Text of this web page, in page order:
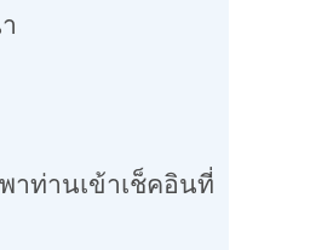
านเข้าเช็คอินที่